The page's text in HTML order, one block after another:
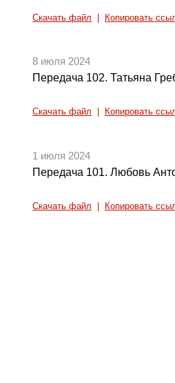
Скачать файл Копировать
8 июля 2024
Передача 102. Татьяна
Скачать файл Копировать
1 июля 2024
Передача 101. Любовь
Скачать файл Копировать